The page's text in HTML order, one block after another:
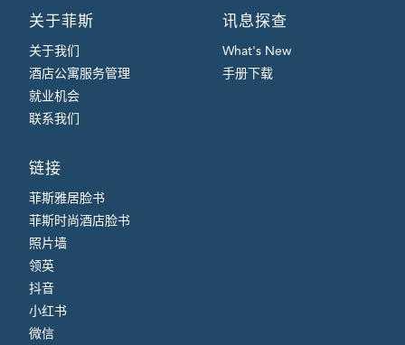
关于菲斯
关于我们
酒店公寓服务管理
就业机会
联系我们
讯息探查
What's New
手册下载
链接
菲斯雅居脸书
菲斯时尚酒店脸书
照片墙
领英
抖音
小红书
微信